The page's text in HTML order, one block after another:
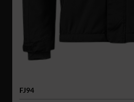
FJ94